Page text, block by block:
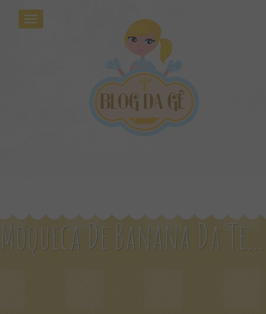
Moqueca De Banana Da Terra